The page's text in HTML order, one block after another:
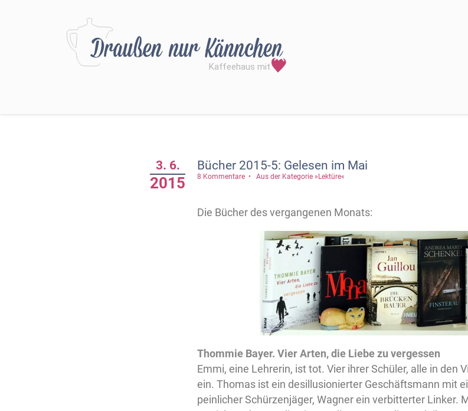
Bücher 2015-5: Gelesen im Mai
3. 6.
2015 8 Kommentare Aus der Kategorie »Lektüre«
Die Bücher des vergangenen Monats:
Thommie Bayer. Vier Arten, die Liebe zu vergessen
Emmi, eine Lehrerin, ist tot. Vier ihrer Schüler, alle in den
ein. Thomas ist ein desillusionierter Geschäftsmann mit
peinlicher Schürzenjäger, Wagner ein verbitterter Linker.